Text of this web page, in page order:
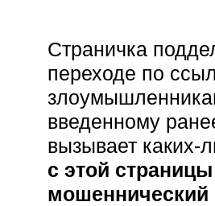
Страничка
переходе по
введенному
вызывает каких-
с этой
мошеннический